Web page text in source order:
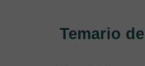
Temario